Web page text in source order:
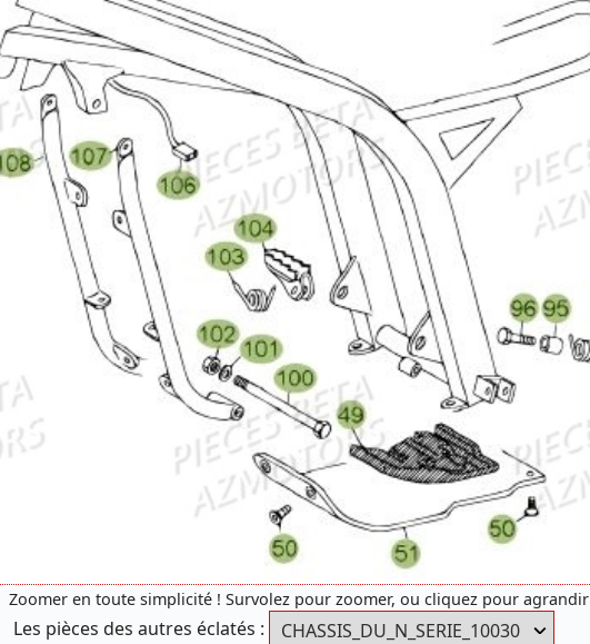
Zoomer en toute simplicité ! Survolez pour zoomer, ou cliquez pour agrandir
Les pièces des autres éclatés :